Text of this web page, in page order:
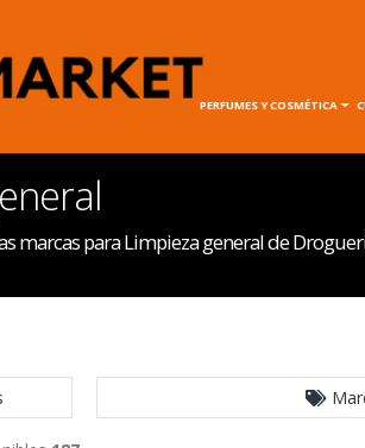
PERFUMES Y COSMÉTICA
marcas para Limpieza general de